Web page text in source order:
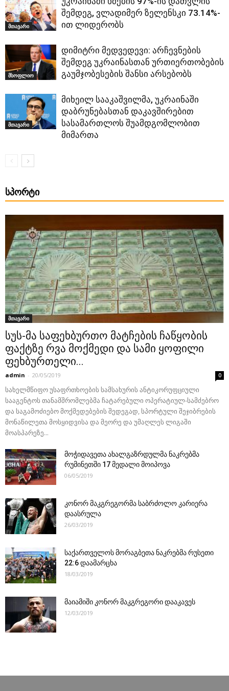
მთავარი
შემდეგ, ვლადიმერ ზელენსკი 73.14%-
ით ლიდერობს
მსოფლიო
დიმიტრი მედვედევი: არჩევნების
შემდეგ უკრაინასთან ურთიერთობების
გაუმჯობესების შანსი არსებობს
მთავარი
მიხეილ სააკაშვილმა, უკრაინაში
დაბრუნებასთან დაკავშირებით
სასამართლოს შუამდგომლობით
მიმართა
ᲡᲞᲝᲠᲢᲘ
მთავარი
სუს-მა საფეხბურთო მატჩების ჩაწყობის
ფაქტზე რვა მოქმედი და სამი ყოფილი
ფეხბურთელი...
admin - 20/05/2019 0
სახელმწიფო უსაფრთხოების სამსახურის ანტიკორუფციული
სააგენტოს თანამშრომლებმა ჩატარებული ოპერატიულ-სამძებრო
და საგამოძიებო მოქმედებების შედეგად, სპორტული შეჯიბრების
მონაწილეთა მოსყიდვისა და მეორე და უმაღლეს ლიგაში
მოასპარეზე...
მოჭიდავეთა ახალგაზრდულმა ნაკრებმა
რუმინეთში 17 მედალი მოიპოვა
06/05/2019
კონორ მაკგრეგორმა საბრძოლო კარიერა
დაასრულა
26/03/2019
საქართველოს მორაგბეთა ნაკრებმა რუსეთი
22:6 დაამარცხა
18/03/2019
მაიამიში კონორ მაკგრეგორი დააკავეს
12/03/2019